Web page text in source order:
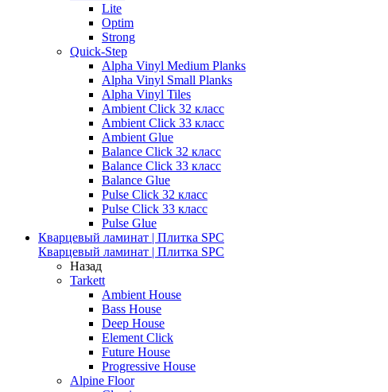
Lite
Optim
Strong
Quick-Step
Alpha Vinyl Medium Planks
Alpha Vinyl Small Planks
Alpha Vinyl Tiles
Ambient Click 32 класс
Ambient Click 33 класс
Ambient Glue
Balance Click 32 класс
Balance Click 33 класс
Balance Glue
Pulse Click 32 класс
Pulse Click 33 класс
Pulse Glue
Кварцевый ламинат | Плитка SPC
Кварцевый ламинат | Плитка SPC
Назад
Tarkett
Ambient House
Bass House
Deep House
Element Click
Future House
Progressive House
Alpine Floor